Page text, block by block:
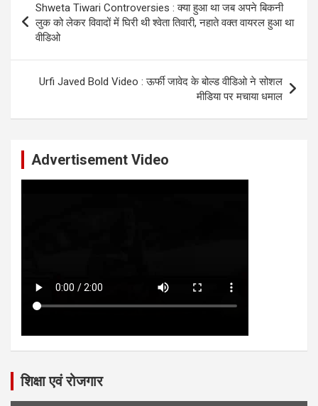
navigation
Shweta Tiwari Controversies : क्या हुआ था जब अपने बिकनी
लुक को लेकर विवादों में घिरी थी श्वेता तिवारी, नहाते वक्त वायरल हुआ था
वीडिओ
Urfi Javed Bold Video : ऊर्फी जावेद के बोल्ड वीडिओ ने सोशल
मीडिया पर मचाया धमाल
Advertisement Video
शिक्षा एवं रोजगार